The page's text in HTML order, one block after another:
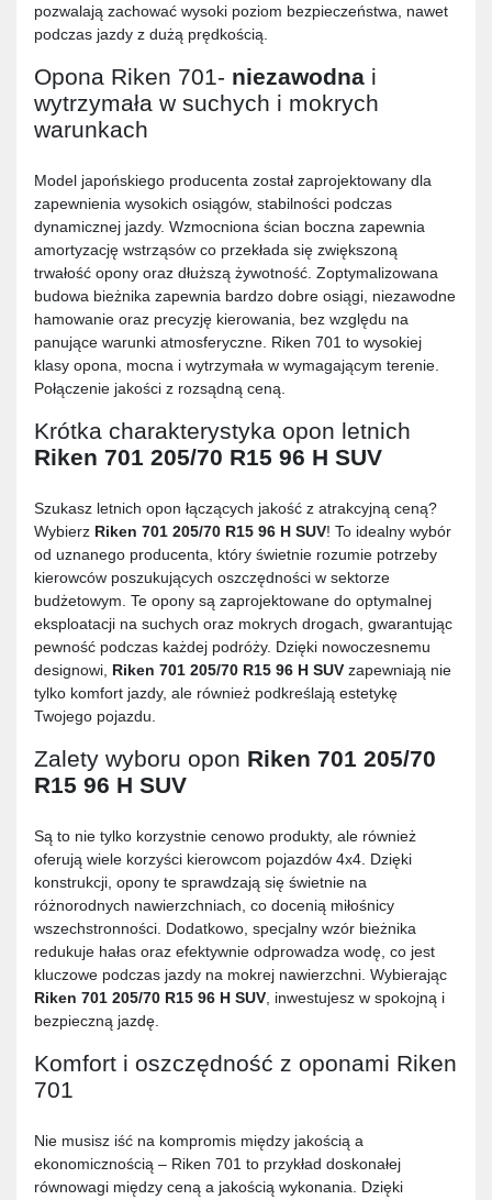
pozwalają zachować wysoki poziom bezpieczeństwa, nawet
podczas jazdy z dużą prędkością.
Opona Riken 701- niezawodna i
wytrzymała w suchych i mokrych
warunkach
Model japońskiego producenta został zaprojektowany dla
zapewnienia wysokich osiągów, stabilności podczas
dynamicznej jazdy. Wzmocniona ścian boczna zapewnia
amortyzację wstrząsów co przekłada się zwiększoną
trwałość opony oraz dłuższą żywotność. Zoptymalizowana
budowa bieżnika zapewnia bardzo dobre osiągi, niezawodne
hamowanie oraz precyzję kierowania, bez względu na
panujące warunki atmosferyczne. Riken 701 to wysokiej
klasy opona, mocna i wytrzymała w wymagającym terenie.
Połączenie jakości z rozsądną ceną.
Krótka charakterystyka opon letnich
Riken 701 205/70 R15 96 H SUV
Szukasz letnich opon łączących jakość z atrakcyjną ceną?
Wybierz Riken 701 205/70 R15 96 H SUV! To idealny wybór
od uznanego producenta, który świetnie rozumie potrzeby
kierowców poszukujących oszczędności w sektorze
budżetowym. Te opony są zaprojektowane do optymalnej
eksploatacji na suchych oraz mokrych drogach, gwarantując
pewność podczas każdej podróży. Dzięki nowoczesnemu
designowi, Riken 701 205/70 R15 96 H SUV zapewniają nie
tylko komfort jazdy, ale również podkreślają estetykę
Twojego pojazdu.
Zalety wyboru opon Riken 701 205/70
R15 96 H SUV
Są to nie tylko korzystnie cenowo produkty, ale również
oferują wiele korzyści kierowcom pojazdów 4x4. Dzięki
konstrukcji, opony te sprawdzają się świetnie na
różnorodnych nawierzchniach, co docenią miłośnicy
wszechstronności. Dodatkowo, specjalny wzór bieżnika
redukuje hałas oraz efektywnie odprowadza wodę, co jest
kluczowe podczas jazdy na mokrej nawierzchni. Wybierając
Riken 701 205/70 R15 96 H SUV , inwestujesz w spokojną i
bezpieczną jazdę.
Komfort i oszczędność z oponami Riken
701
Nie musisz iść na kompromis między jakością a
ekonomicznością – Riken 701 to przykład doskonałej
równowagi między ceną a jakością wykonania. Dzięki